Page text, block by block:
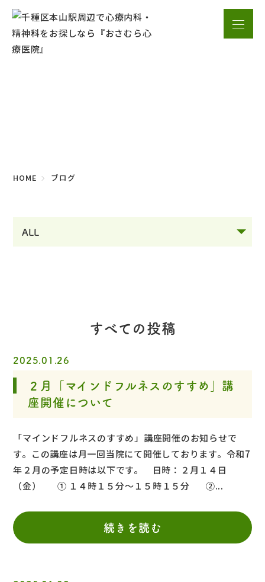
HOME ブログ
すべての投稿
2025.01.26
２月「マインドフルネスのすすめ」講
座開催について
「マインドフルネスのすすめ」講座開催のお知らせで
す。この講座は月一回当院にて開催しております。令和7
年２月の予定日時は以下です。 日時：２月１４日
（金） ① １４時１５分～１５時１５分 ②...
続きを読む